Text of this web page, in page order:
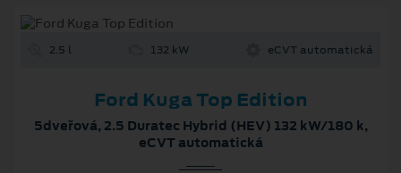
2.5 l 132 kW eCVT automatická
Ford Kuga Top Edition
5dveřová, 2.5 Duratec Hybrid (HEV) 132 kW/180 k,
eCVT automatická